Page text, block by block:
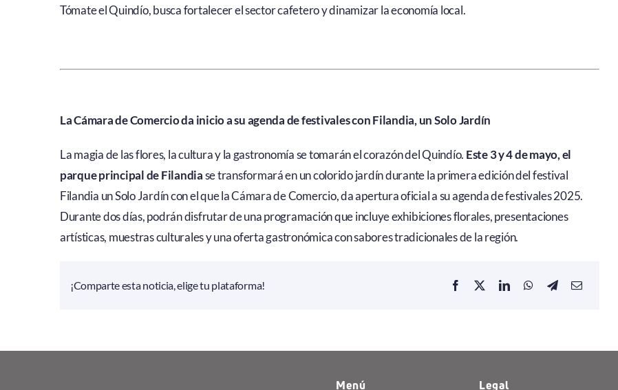
Tómate el Quindío, busca fortalecer el sector cafetero y dinamizar la economía local.
La Cámara de Comercio da inicio a su agenda de festivales con Filandia, un Solo Jardín
La magia de las flores, la cultura y la gastronomía se tomarán el corazón del Quindío. Este 3 y 4 de mayo, el
parque principal de Filandiase transformará en un colorido jardín durante la primera edición del festival
Filandia un Solo Jardín con el que la Cámara de Comercio, da apertura oficial a su agenda de festivales 2025.
Durante dos días, podrán disfrutar de una programación que incluye exhibiciones florales, presentaciones
artísticas, muestras culturales y una oferta gastronómica con sabores tradicionales de la región.
¡Comparte esta noticia, elige tu plataforma!
Menú Legal